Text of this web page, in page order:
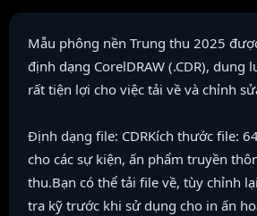
Mẫu phông nền Trung thu 2025
định dạng CorelDRAW (.CDR), dung
rất tiện lợi cho việc tải về và chỉnh
Định dạng file: CDRKích thước file:
cho các sự kiện, ấn phẩm truyền
thu.Bạn có thể tải file về, tùy chỉnh
tra kỹ trước khi sử dụng cho in ấn